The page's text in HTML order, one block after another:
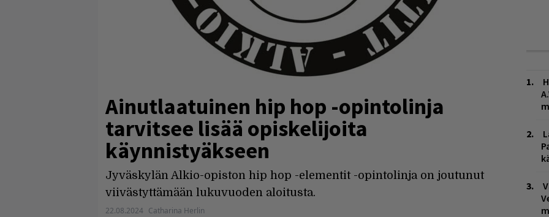
Ainutlaatuinen hip hop -opintolinja
tarvitsee lisää opiskelijoita
käynnistyäkseen
Jyväskylän Alkio-opiston hip hop -elementit -opintolinja on joutunut
viivästyttämään lukuvuoden aloitusta.
22.08.2024 Catharina Herlin